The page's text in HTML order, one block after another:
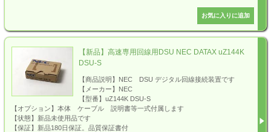
【新品】高速専用回線用DSU NEC DATAX uZ144K
DSU-S
【商品説明】NEC DSU デジタル回線接続装置です
【メーカー】NEC
【型番】uZ144K DSU-S
【オプション】本体 ケーブル 説明書等一式付属します
【状態】新品未使用品です
【保証】新品180日保証。品質保証書付